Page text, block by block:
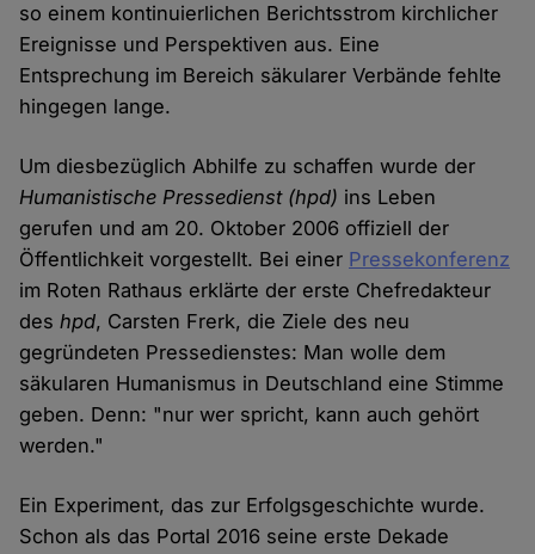
so einem kontinuierlichen Berichtsstrom kirchlicher
Ereignisse und Perspektiven aus. Eine
Entsprechung im Bereich säkularer Verbände fehlte
hingegen lange.
Um diesbezüglich Abhilfe zu schaffen wurde der
Humanistische Pressedienst (hpd) ins Leben
gerufen und am 20. Oktober 2006 offiziell der
Öffentlichkeit vorgestellt. Bei einer Pressekonferenz
im Roten Rathaus erklärte der erste Chefredakteur
deshpd, Carsten Frerk, die Ziele des neu
gegründeten Pressedienstes: Man wolle dem
säkularen Humanismus in Deutschland eine Stimme
geben. Denn: "nur wer spricht, kann auch gehört
werden."
Ein Experiment, das zur Erfolgsgeschichte wurde.
Schon als das Portal 2016 seine erste Dekade